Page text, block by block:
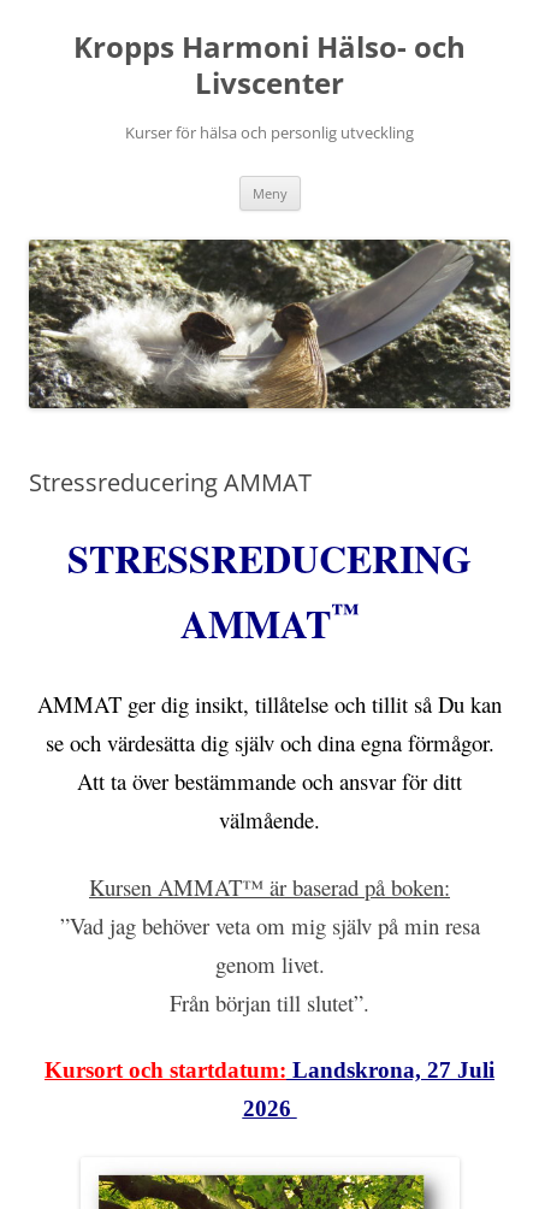
innehållKropps Harmoni Hälso- och
Livscenter
Kurser för hälsa och personlig utveckling
Meny
Stressreducering AMMAT
STRESSREDUCERING
AMMAT™
AMMAT ger dig insikt, tillåtelse och tillit så Du kan
se och värdesätta dig själv och dina egna förmågor.
Att ta över bestämmande och ansvar för ditt
välmående.
Kursen AMMAT™ är baserad på boken:
”Vad jag behöver veta om mig själv på min resa
genom livet.
Från början till slutet”.
Kursort och startdatum: Landskrona, 27 Juli
2026